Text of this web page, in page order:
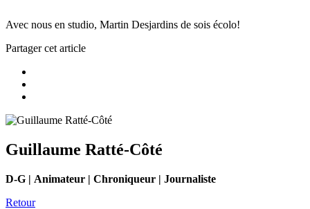
Avec nous en studio, Martin Desjardins de sois écolo!
Partager cet article
Guillaume Ratté-Côté
D-G | Animateur | Chroniqueur | Journaliste
Retour